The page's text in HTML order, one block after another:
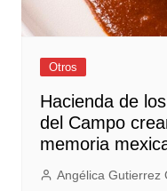
Otros
Hacienda de
del Campo
memoria
Angélica Gutierrez